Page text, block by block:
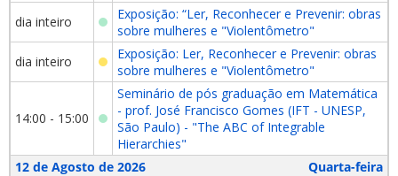
dia inteiro
Exposição: “Ler, Reconhecer e Prevenir: obras
sobre mulheres e "Violentômetro"
dia inteiro
Exposição: Ler, Reconhecer e Prevenir: obras
sobre mulheres e "Violentômetro"
14:00 - 15:00
Seminário de pós graduação em Matemática
- prof. José Francisco Gomes (IFT - UNESP,
São Paulo) - "The ABC of Integrable
Hierarchies"
12 de Agosto de 2026
Quarta-feira